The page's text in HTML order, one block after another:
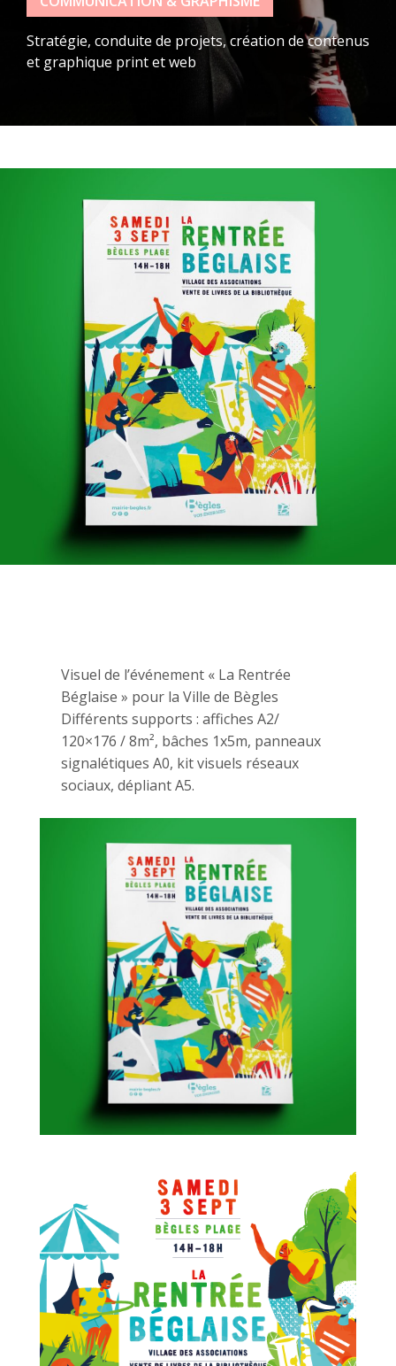
Stratégie, conduite de projets, création de contenus
et graphique print et web
Visuel de l’événement « La Rentrée
Béglaise » pour la Ville de Bègles
Différents supports : affiches A2/
120×176 / 8m², bâches 1x5m, panneaux
signalétiques A0, kit visuels réseaux
sociaux, dépliant A5.